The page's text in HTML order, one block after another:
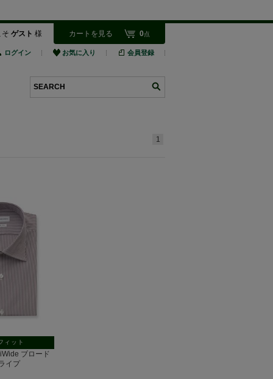
そ ゲスト 様 カートを見る 0点
ログイン お気に入り 会員登録
1
ィット
ブロード
イプ